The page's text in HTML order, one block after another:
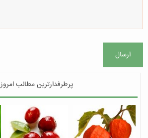
ارسال
پرطرفدارترین مطالب امروز